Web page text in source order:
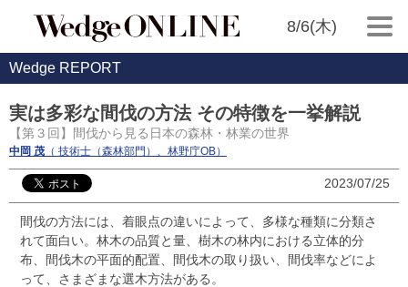
8/6(木)
Wedge REPORT
実は多彩な間伐の方法 その特徴を一挙解説
【第３回】間伐から見る日本の森林・林業の世界
中岡 茂 （ 技術士（森林部門）、林野庁OB）
2023/07/25
間伐の方法には、着眼点の違いによって、多様な種類に分類さ
れて面白い。林木の品質と量、樹木の林内における立体的分
布、間伐木の平面的配置、間伐木の取り扱い、間伐率などによ
って、さまざまな選木方法がある。